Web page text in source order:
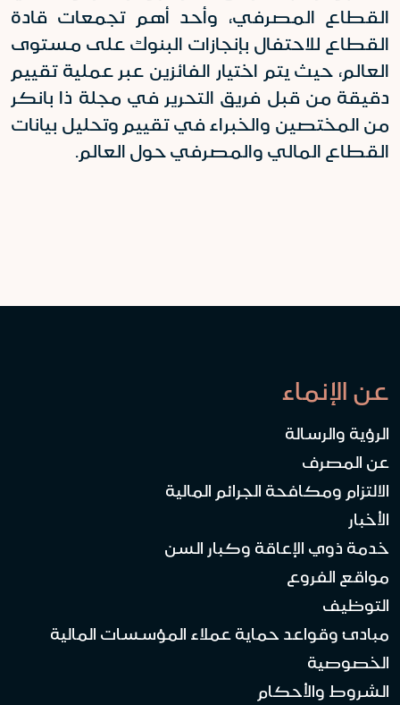
القطاع المصرفي، وأحد أهم تجمعات قادة
القطاع للاحتفال بإنجازات البنوك على مستوى
العالم، حيث يتم اختيار الفائزين عبر عملية تقييم
دقيقة من قبل فريق التحرير في مجلة ذا بانكر
من المختصين والخبراء في تقييم وتحليل بيانات
القطاع المالي والمصرفي حول العالم.
عن الإنماء
الرؤية والرسالة
عن المصرف
الالتزام ومكافحة الجرائم المالية
الأخبار
خدمة ذوي الإعاقة وكبار السن
مواقع الفروع
التوظيف
مبادئ وقواعد حماية عملاء المؤسسات المالية
الخصوصية
الشروط والأحكام